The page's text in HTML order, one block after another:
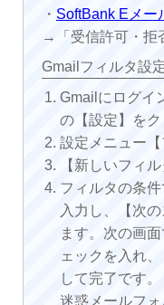
・ SoftBank Eメー
→「受信許可・拒
Gmailフィルタ設
Gmailにログイ
の【設定】をク
設定メニュー【
【新しいフィ
フィルタの条
入力し、【次
ます。次の画
ェックを入れ
して完了です。
迷惑メールフ